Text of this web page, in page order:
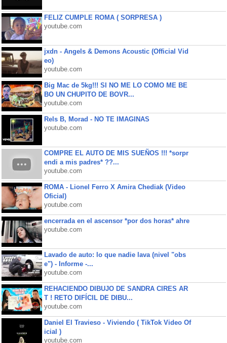
FELIZ CUMPLE ROMA ( SORPRESA )
youtube.com
jxdn - Angels & Demons Acoustic (Official Vid
eo)
youtube.com
Big Mac de 5kg!!! SI NO ME LO COMO ME BE
BO UN CHUPITO DE BOVR...
youtube.com
Rels B, Morad - NO TE IMAGINAS
youtube.com
COMPRE EL AUTO DE MIS SUEÑOS !!! *sorpr
endi a mis padres* ??...
youtube.com
ROMA - Lionel Ferro X Amira Chediak (Video
Oficial)
youtube.com
encerrada en el ascensor *por dos horas* ahre
youtube.com
Lavado de auto: lo que nadie lava (nivel "obs
e") - Informe -...
youtube.com
REHACIENDO DIBUJO DE SANDRA CIRES AR
T ! RETO DIFÍCIL DE DIBU...
youtube.com
Daniel El Travieso - Viviendo ( TikTok Video Of
icial )
youtube.com